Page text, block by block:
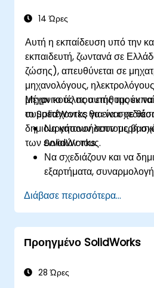
14 Ώρες
Αυτή η εκπαίδευση υπό την
εκπαιδευτή, ζωντανά σε
ζώσης), απευθύνεται σε
μηχανολόγους,
μηχανικούς που επιθυμούν
το SolidWorks για να
δημιουργήσουν λεπτομερή
των εννοιών τους.
Μέχρι το τέλος αυτής της
συμμετέχοντες θα είναι σε
Να κατανοήσουν τις
SolidWorks.
Να σχεδιάζουν και να
εξαρτήματα,
Διάβασε περισσότερα...
Προηγμένο SolidWorks
28 Ώρες